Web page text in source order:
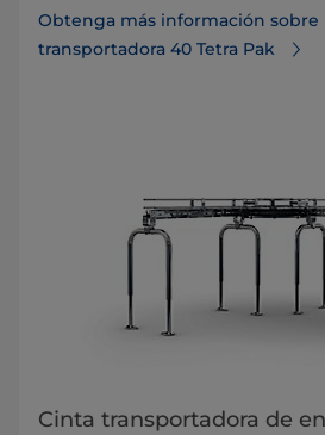
Obtenga más información sobre
transportadora 40 Tetra Pak
Cinta transportadora de